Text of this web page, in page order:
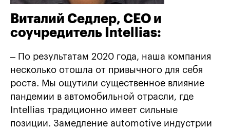
Виталий Седлер, СЕО и
соучредитель Intellias:
– По результатам 2020 года, наша компания
несколько отошла от привычного для себя
роста. Мы ощутили существенное влияние
пандемии в автомобильной отрасли, где
Intellias традиционно имеет сильные
позиции. Замедление automotive индустрии